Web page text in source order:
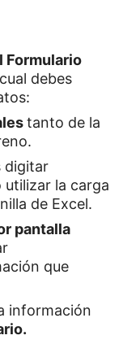
Formulario
debes
tanto de la
digitar
la carga
de Excel.
pantalla
que
información